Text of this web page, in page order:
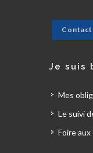
Je suis
Mes
Le suivi
Foire